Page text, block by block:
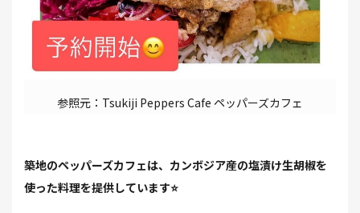
参照元：Tsukiji Peppers Cafe ペッパーズカフェ
築地のペッパーズカフェは、カンボジア産の塩漬け生胡椒を
使った料理を提供しています⭐